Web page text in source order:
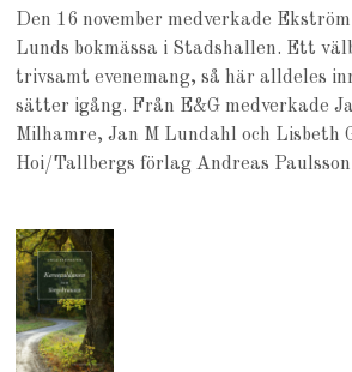
Den 16 november medverkade
Lunds bokmässa i Stadshallen. Ett
trivsamt evenemang, så här alldeles
sätter igång. Från E&G medverkade
Milhamre, Jan M Lundahl och Lisbeth
Hoi/Tallbergs förlag Andreas